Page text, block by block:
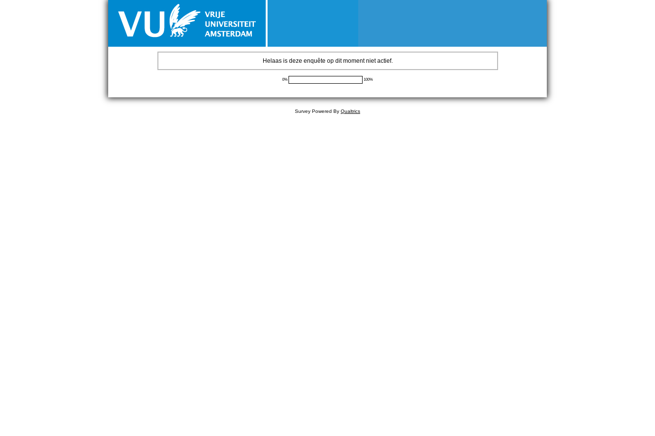
Helaas is deze enquête op dit moment niet actief.
0% 100%
Survey Powered By Qualtrics